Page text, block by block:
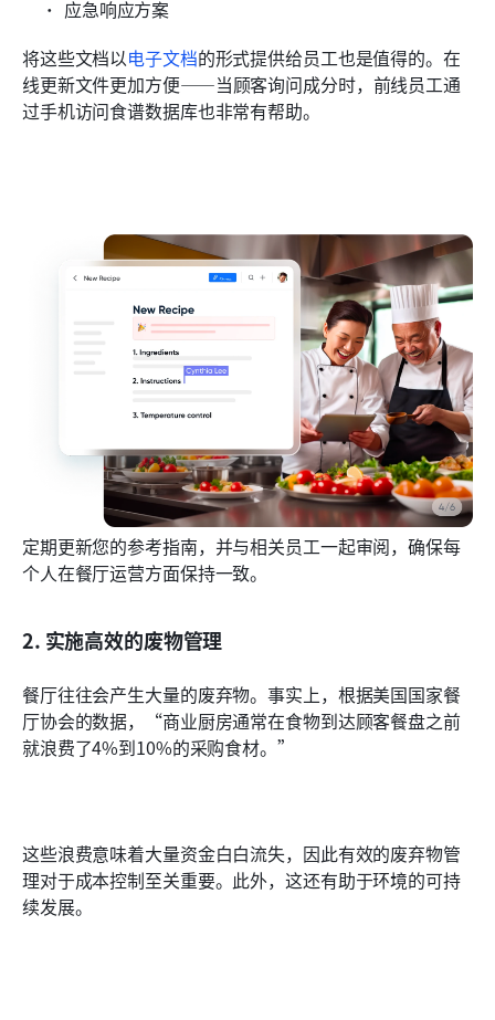
应急响应方案
将这些文档以电子文档的形式提供给员工也是值得的。在
线更新文件更加方便——当顾客询问成分时，前线员工通
过手机访问食谱数据库也非常有帮助。
定期更新您的参考指南，并与相关员工一起审阅，确保每
个人在餐厅运营方面保持一致。
2. 实施高效的废物管理
餐厅往往会产生大量的废弃物。事实上，根据美国国家餐
厅协会的数据，“商业厨房通常在食物到达顾客餐盘之前
就浪费了4%到10%的采购食材。”
这些浪费意味着大量资金白白流失，因此有效的废弃物管
理对于成本控制至关重要。此外，这还有助于环境的可持
续发展。